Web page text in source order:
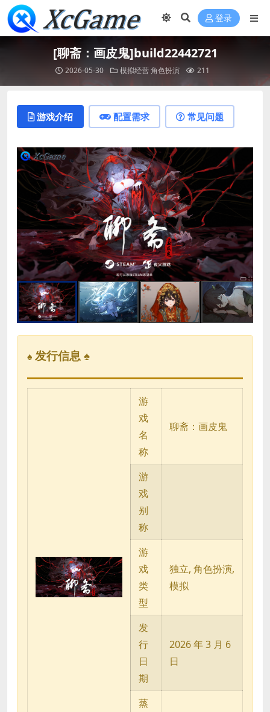
登录
[聊斋：画皮鬼]build22442721
2026-05-30 模拟经营角色扮演 211
游戏介绍 配置需求 常见问题
♠ 发行信息 ♠
游
戏
名
称
聊斋：画皮鬼
游
戏
别
称
游
戏
类
型
独立, 角色扮演,
模拟
发
行
日
期
2026 年 3 月 6
日
蒸